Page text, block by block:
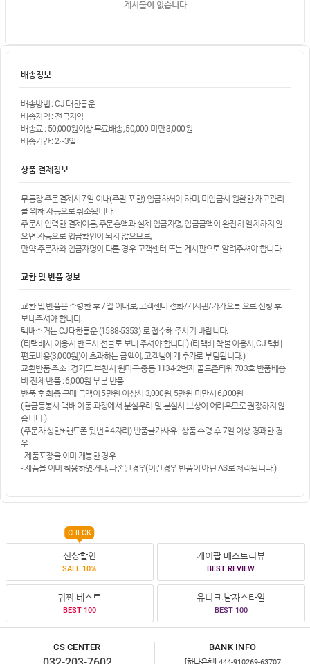
게시물이 없습니다
배송정보
배송방법 : CJ 대한통운
배송지역 : 전국지역
배송료 : 50,000원이상 무료배송, 50,000 미만 3,000원
배송기간 : 2~3일
상품 결제정보
무통장 주문결제시 7일 이내(주말 포함) 입금하셔야 하며, 미입금시 원활한 재고관리
를 위해 자동으로 취소됩니다.
주문시 입력한 결제이름, 주문총액과 실제 입금자명, 입금금액이 완전히 일치하지 않
으면 자동으로 입금확인이 되지 않으므로,
만약 주문자와 입금자명이 다른 경우 고객센터 또는 게시판으로 알려주셔야 합니다.
교환 및 반품 정보
교환 및 반품은 수령한 후 7일 이내로, 고객센터 전화/게시판/카카오톡 으로 신청 후
보내주셔야 합니다.
택배수거는 CJ대한통운 (1588-5353) 로 접수해 주시기 바랍니다.
(타택배사 이용시 반드시 선불로 보내 주셔야 합니다.) (타택배 착불 이용시, CJ 택배
편도비용(3,000원)이 초과하는 금액이, 고객님에게 추가로 부담됩니다.)
교환반품 주소 : 경기도 부천시 원미구 중동 1134-2번지 골드존타워 703호 반품배송
비 전체 반품 : 6,000원 부분 반품
반품 후 최종 구매 금액이 5만원 이상시 3,000원, 5만원 미만시 6,000원
(현금동봉시 택배 이동 과정에서 분실우려 및 분실시 보상이 어려우므로 권장하지 않
습니다.)
(주문자 성함+핸드폰 뒷번호4자리) 반품불가사유 - 상품 수령 후 7일 이상 경과한 경
우
- 제품포장을 이미 개봉한 경우
- 제품을 이미 착용하였거나, 파손된경우(이런경우 반품이 아닌 AS로 처리됩니다.)
신상할인
SALE 10%
CHECK
케이팝 베스트리뷰
BEST REVIEW
귀찌 베스트
BEST 100
유니크.남자스타일
BEST 100
CS CENTER BANK INFO